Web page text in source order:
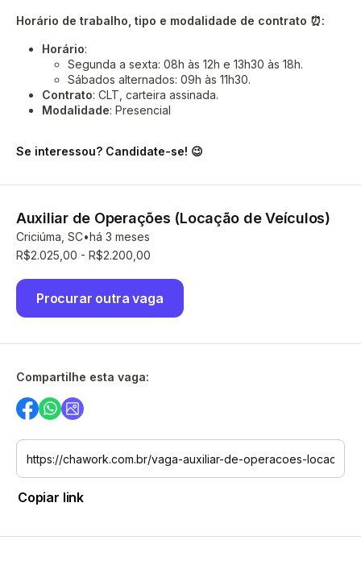
Horário de trabalho, tipo e modalidade de contrato ⏰:
Horário:
Segunda a sexta: 08h às 12h e 13h30 às 18h.
Sábados alternados: 09h às 11h30.
Contrato: CLT, carteira assinada.
Modalidade: Presencial
Se interessou? Candidate-se! 😉
Auxiliar de Operações (Locação de Veículos)
Criciúma, SC há 3 meses
R$2.025,00 - R$2.200,00
Procurar outra vaga
Compartilhe esta vaga:
Copiar link